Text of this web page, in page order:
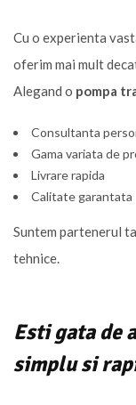
Cu o experienta
oferim mai mult
Alegand o pompa
Consultanta
Gama variata de
Livrare rapida
Calitate garantata
Suntem partenerul
tehnice.
Esti gata de
simplu si